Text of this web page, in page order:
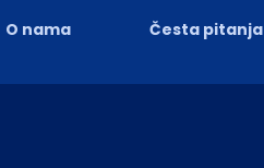
O nama Česta pitanja